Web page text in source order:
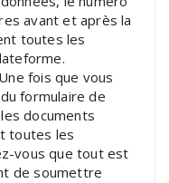
avant et après la
toutes les
fois que vous
formulaire de
documents
toutes les
vous que tout est
de soumettre